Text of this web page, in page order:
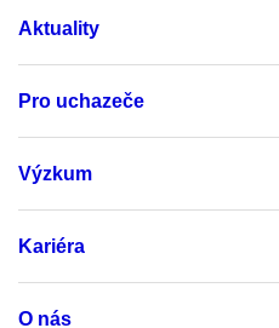
Aktuality
Pro uchazeče
Výzkum
Kariéra
O nás